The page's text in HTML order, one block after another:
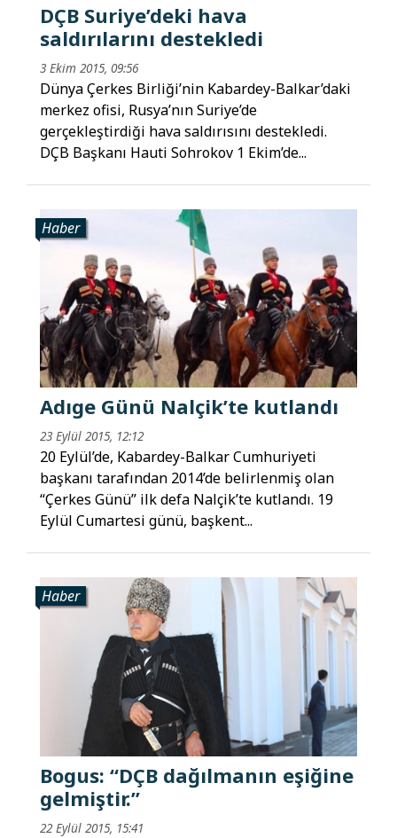
DÇB Suriye’deki hava
saldırılarını destekledi
3 Ekim 2015, 09:56
Dünya Çerkes Birliği’nin Kabardey-Balkar’daki
merkez ofisi, Rusya’nın Suriye’de
gerçekleştirdiği hava saldırısını destekledi.
DÇB Başkanı Hauti Sohrokov 1 Ekim’de...
Haber
Adıge Günü Nalçik’te kutlandı
23 Eylül 2015, 12:12
20 Eylül’de, Kabardey-Balkar Cumhuriyeti
başkanı tarafından 2014’de belirlenmiş olan
“Çerkes Günü” ilk defa Nalçik’te kutlandı. 19
Eylül Cumartesi günü, başkent...
Haber
Bogus: “DÇB dağılmanın eşiğine
gelmiştir.”
22 Eylül 2015, 15:41